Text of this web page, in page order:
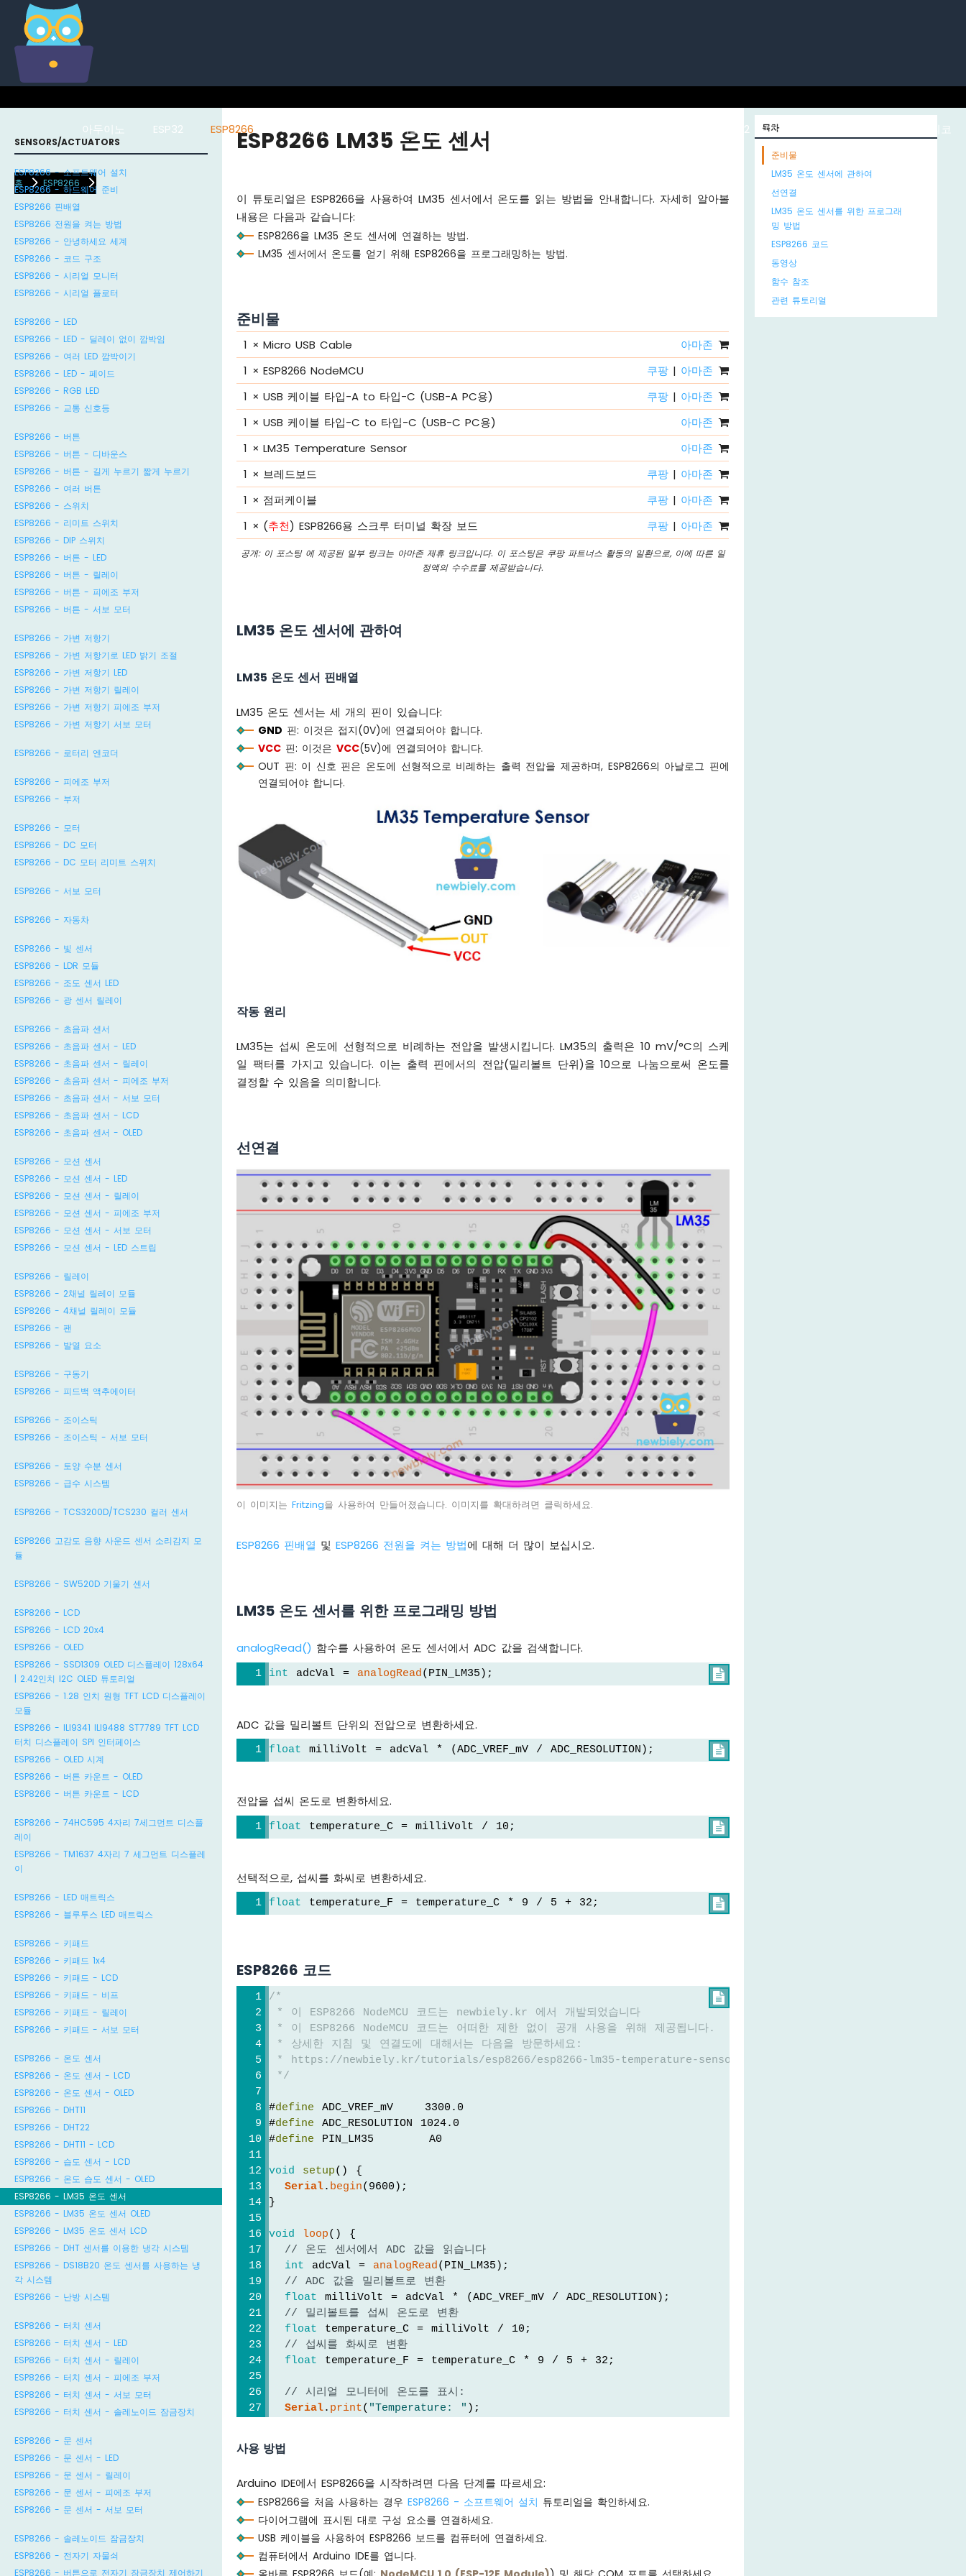
아두이노 ESP32 ESP8266 라즈베리 파이 아두이노 우노 R4 ESP32 마이크로파이썬 라즈베리 파이 피코
홈 ESP8266
SENSORS/ACTUATORS
ESP8266 - 소프트웨어 설치
ESP8266 - 하드웨어 준비
ESP8266 핀배열
ESP8266 전원을 켜는 방법
ESP8266 - 안녕하세요 세계
ESP8266 - 코드 구조
ESP8266 - 시리얼 모니터
ESP8266 - 시리얼 플로터
ESP8266 - LED
ESP8266 - LED - 딜레이 없이 깜박임
ESP8266 - 여러 LED 깜박이기
ESP8266 - LED - 페이드
ESP8266 - RGB LED
ESP8266 - 교통 신호등
ESP8266 - 버튼
ESP8266 - 버튼 - 디바운스
ESP8266 - 버튼 - 길게 누르기 짧게 누르기
ESP8266 - 여러 버튼
ESP8266 - 스위치
ESP8266 - 리미트 스위치
ESP8266 - DIP 스위치
ESP8266 - 버튼 - LED
ESP8266 - 버튼 - 릴레이
ESP8266 - 버튼 - 피에조 부저
ESP8266 - 버튼 - 서보 모터
ESP8266 - 가변 저항기
ESP8266 - 가변 저항기로 LED 밝기 조절
ESP8266 - 가변 저항기 LED
ESP8266 - 가변 저항기 릴레이
ESP8266 - 가변 저항기 피에조 부저
ESP8266 - 가변 저항기 서보 모터
ESP8266 - 로터리 엔코더
ESP8266 - 피에조 부저
ESP8266 - 부저
ESP8266 - 모터
ESP8266 - DC 모터
ESP8266 - DC 모터 리미트 스위치
ESP8266 - 서보 모터
ESP8266 - 자동차
ESP8266 - 빛 센서
ESP8266 - LDR 모듈
ESP8266 - 조도 센서 LED
ESP8266 - 광 센서 릴레이
ESP8266 - 초음파 센서
ESP8266 - 초음파 센서 - LED
ESP8266 - 초음파 센서 - 릴레이
ESP8266 - 초음파 센서 - 피에조 부저
ESP8266 - 초음파 센서 - 서보 모터
ESP8266 - 초음파 센서 - LCD
ESP8266 - 초음파 센서 - OLED
ESP8266 - 모션 센서
ESP8266 - 모션 센서 - LED
ESP8266 - 모션 센서 - 릴레이
ESP8266 - 모션 센서 - 피에조 부저
ESP8266 - 모션 센서 - 서보 모터
ESP8266 - 모션 센서 - LED 스트립
ESP8266 - 릴레이
ESP8266 - 2채널 릴레이 모듈
ESP8266 - 4채널 릴레이 모듈
ESP8266 - 팬
ESP8266 - 발열 요소
ESP8266 - 구동기
ESP8266 - 피드백 액추에이터
ESP8266 - 조이스틱
ESP8266 - 조이스틱 - 서보 모터
ESP8266 - 토양 수분 센서
ESP8266 - 급수 시스템
ESP8266 - TCS3200D/TCS230 컬러 센서
ESP8266 고감도 음향 사운드 센서 소리감지 모
듈
ESP8266 - SW520D 기울기 센서
ESP8266 - LCD
ESP8266 - LCD 20x4
ESP8266 - OLED
ESP8266 - SSD1309 OLED 디스플레이 128x64
| 2.42인치 I2C OLED 튜토리얼
ESP8266 - 1.28 인치 원형 TFT LCD 디스플레이
모듈
ESP8266 - ILI9341 ILI9488 ST7789 TFT LCD
터치 디스플레이 SPI 인터페이스
ESP8266 - OLED 시계
ESP8266 - 버튼 카운트 - OLED
ESP8266 - 버튼 카운트 - LCD
ESP8266 - 74HC595 4자리 7세그먼트 디스플
레이
ESP8266 - TM1637 4자리 7 세그먼트 디스플레
이
ESP8266 - LED 매트릭스
ESP8266 - 블루투스 LED 매트릭스
ESP8266 - 키패드
ESP8266 - 키패드 1x4
ESP8266 - 키패드 - LCD
ESP8266 - 키패드 - 비프
ESP8266 - 키패드 - 릴레이
ESP8266 - 키패드 - 서보 모터
ESP8266 - 온도 센서
ESP8266 - 온도 센서 - LCD
ESP8266 - 온도 센서 - OLED
ESP8266 - DHT11
ESP8266 - DHT22
ESP8266 - DHT11 - LCD
ESP8266 - 습도 센서 - LCD
ESP8266 - 온도 습도 센서 - OLED
ESP8266 - LM35 온도 센서
ESP8266 - LM35 온도 센서 OLED
ESP8266 - LM35 온도 센서 LCD
ESP8266 - DHT 센서를 이용한 냉각 시스템
ESP8266 - DS18B20 온도 센서를 사용하는 냉
각 시스템
ESP8266 - 난방 시스템
ESP8266 - 터치 센서
ESP8266 - 터치 센서 - LED
ESP8266 - 터치 센서 - 릴레이
ESP8266 - 터치 센서 - 피에조 부저
ESP8266 - 터치 센서 - 서보 모터
ESP8266 - 터치 센서 - 솔레노이드 잠금장치
ESP8266 - 문 센서
ESP8266 - 문 센서 - LED
ESP8266 - 문 센서 - 릴레이
ESP8266 - 문 센서 - 피에조 부저
ESP8266 - 문 센서 - 서보 모터
ESP8266 - 솔레노이드 잠금장치
ESP8266 - 전자기 자물쇠
ESP8266 - 버튼으로 전자기 잠금장치 제어하기
ESP8266 LM35 온도 센서
이 튜토리얼은 ESP8266을 사용하여 LM35 센서에서 온도를 읽는 방법을 안내합니다. 자세히 알아볼
내용은 다음과 같습니다:
ESP8266을 LM35 온도 센서에 연결하는 방법.
LM35 센서에서 온도를 얻기 위해 ESP8266을 프로그래밍하는 방법.
준비물
1 × Micro USB Cable
아마존
1 × ESP8266 NodeMCU 쿠팡 | 아마존
1 × USB 케이블 타입-A to 타입-C (USB-A PC용) 쿠팡 | 아마존
1 × USB 케이블 타입-C to 타입-C (USB-C PC용)
아마존
1 × LM35 Temperature Sensor
아마존
1 × 브레드보드 쿠팡 | 아마존
1 × 점퍼케이블 쿠팡 | 아마존
1 × (추천) ESP8266용 스크루 터미널 확장 보드 쿠팡 | 아마존
공개: 이 포스팅 에 제공된 일부 링크는 아마존 제휴 링크입니다. 이 포스팅은 쿠팡 파트너스 활동의 일환으로, 이에 따른 일
정액의 수수료를 제공받습니다.
LM35 온도 센서에 관하여
LM35 온도 센서 핀배열
LM35 온도 센서는 세 개의 핀이 있습니다:
GND 핀: 이것은 접지(0V)에 연결되어야 합니다.
VCC 핀: 이것은VCC(5V)에 연결되어야 합니다.
OUT 핀: 이 신호 핀은 온도에 선형적으로 비례하는 출력 전압을 제공하며, ESP8266의 아날로그 핀에
연결되어야 합니다.
작동 원리
LM35는 섭씨 온도에 선형적으로 비례하는 전압을 발생시킵니다. LM35의 출력은 10 mV/°C의 스케
일 팩터를 가지고 있습니다. 이는 출력 핀에서의 전압(밀리볼트 단위)을 10으로 나눔으로써 온도를
결정할 수 있음을 의미합니다.
선연결
이 이미지는Fritzing을 사용하여 만들어졌습니다. 이미지를 확대하려면 클릭하세요.
ESP8266 핀배열 및ESP8266 전원을 켜는 방법에 대해 더 많이 보십시오.
LM35 온도 센서를 위한 프로그래밍 방법
analogRead() 함수를 사용하여 온도 센서에서 ADC 값을 검색합니다.

int adcVal = analogRead(PIN_LM35);
ADC 값을 밀리볼트 단위의 전압으로 변환하세요.

float milliVolt = adcVal * (ADC_VREF_mV / ADC_RESOLUTION);
전압을 섭씨 온도로 변환하세요.

float temperature_C = milliVolt / 10;
선택적으로, 섭씨를 화씨로 변환하세요.

float temperature_F = temperature_C * 9 / 5 + 32;
ESP8266 코드

/*
* 이 ESP8266 NodeMCU 코드는 newbiely.kr 에서 개발되었습니다
* 이 ESP8266 NodeMCU 코드는 어떠한 제한 없이 공개 사용을 위해 제공됩니다.
* 상세한 지침 및 연결도에 대해서는 다음을 방문하세요:
* https://newbiely.kr/tutorials/esp8266/esp8266-lm35-temperature-sensor
*/
#define ADC_VREF_mV    3300.0
#define ADC_RESOLUTION 1024.0
#define PIN_LM35       A0
void setup() {
Serial. begin(9600);
}
void loop() {
// 온도 센서에서 ADC 값을 읽습니다
int adcVal = analogRead(PIN_LM35);
// ADC 값을 밀리볼트로 변환
float milliVolt = adcVal * (ADC_VREF_mV / ADC_RESOLUTION);
// 밀리볼트를 섭씨 온도로 변환
float temperature_C = milliVolt / 10;
// 섭씨를 화씨로 변환
float temperature_F = temperature_C * 9 / 5 + 32;
// 시리얼 모니터에 온도를 표시:
Serial. print( "Temperature: " );
Serial
Serial.println ("°F");
delay (500);
}
사용 방법
Arduino IDE에서 ESP8266을 시작하려면 다음 단계를 따르세요:
ESP8266을 처음 사용하는 경우ESP8266 - 소프트웨어 설치 튜토리얼을 확인하세요.
다이어그램에 표시된 대로 구성 요소를 연결하세요.
USB 케이블을 사용하여 ESP8266 보드를 컴퓨터에 연결하세요.
컴퓨터에서 Arduino IDE를 엽니다.
목차
준비물
LM35 온도 센서에 관하여
선연결
LM35 온도 센서를 위한 프로그래
밍 방법
ESP8266 코드
동영상
함수 참조
관련 튜토리얼